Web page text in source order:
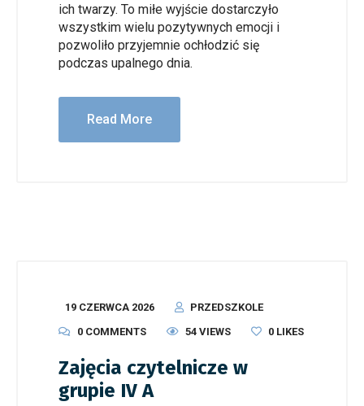
ich twarzy. To miłe wyjście dostarczyło
wszystkim wielu pozytywnych emocji i
pozwoliło przyjemnie ochłodzić się
podczas upalnego dnia.
Read More
19 CZERWCA 2026
PRZEDSZKOLE
0 COMMENTS
54 VIEWS 0 LIKES
Zajęcia czytelnicze w
grupie IV A